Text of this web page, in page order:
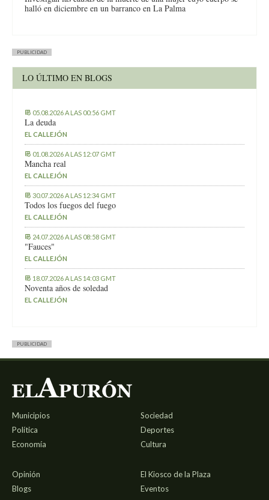
halló en diciembre en un barranco en La Palma
PUBLICIDAD
LO ÚLTIMO EN BLOGS
05.08.2026 A LAS 00:56 GMT
La deuda
EL CALLEJÓN
01.08.2026 A LAS 12:07 GMT
Mancha real
EL CALLEJÓN
30.07.2026 A LAS 12:34 GMT
Todos los fuegos del fuego
EL CALLEJÓN
24.07.2026 A LAS 08:58 GMT
"Fauces"
EL CALLEJÓN
18.07.2026 A LAS 14:03 GMT
Noventa años de soledad
EL CALLEJÓN
PUBLICIDAD
Municipios
Política
Economía
Sociedad
Deportes
Cultura
Opinión
Blogs
El Kiosco de la Plaza
Eventos